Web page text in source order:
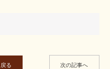
る 次の記事へ